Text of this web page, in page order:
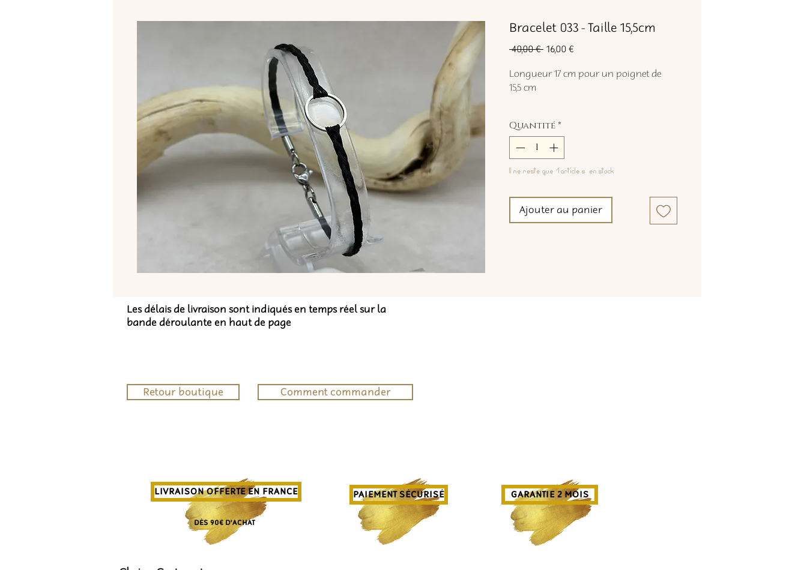
Bracelet 033 - Taille 15,5cm
40,00 € Prix
16,00 €
Longueur 17 cm pour un poignet de
15,5 cm
Quantité*
Il ne reste que 1 article(s) en stock
Ajouter au panier
Les délais de livraison sont indiqués en temps réel sur la
bande déroulante en haut de page
Retour boutique Comment commander
LIVRAISON OFFERTE EN FRANCE
DÈS 90€ D'ACHAT
PAIEMENT SÉCURISÉ GARANTIE 2 MOIS